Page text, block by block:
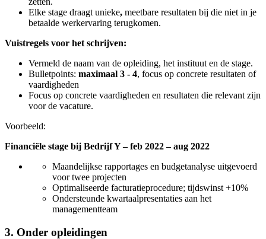
Elke stage draagt unieke, meetbare resultaten bij die niet in je
betaalde werkervaring terugkomen.
Vuistregels voor het schrijven:
Vermeld de naam van de opleiding, het instituut en de stage.
Bulletpoints: maximaal 3 - 4, focus op concrete resultaten of
vaardigheden
Focus op concrete vaardigheden en resultaten die relevant zijn
voor de vacature.
Voorbeeld:
Financiële stage bij Bedrijf Y – feb 2022 – aug 2022
Maandelijkse rapportages en budgetanalyse uitgevoerd
voor twee projecten
Optimaliseerde facturatieprocedure; tijdswinst +10%
Ondersteunde kwartaalpresentaties aan het
managementteam
3. Onder opleidingen